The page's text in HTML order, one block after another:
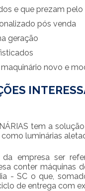
e que prezam
pós venda
geração
novo e
tem a
luminárias
empresa ser
conter máquinas
- SC o que,
de entrega com